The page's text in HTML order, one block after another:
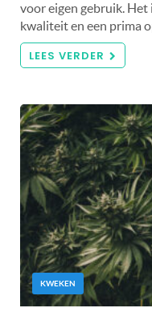
voor eigen gebruik.
kwaliteit en een prima
LEES VERDER
KWEKEN